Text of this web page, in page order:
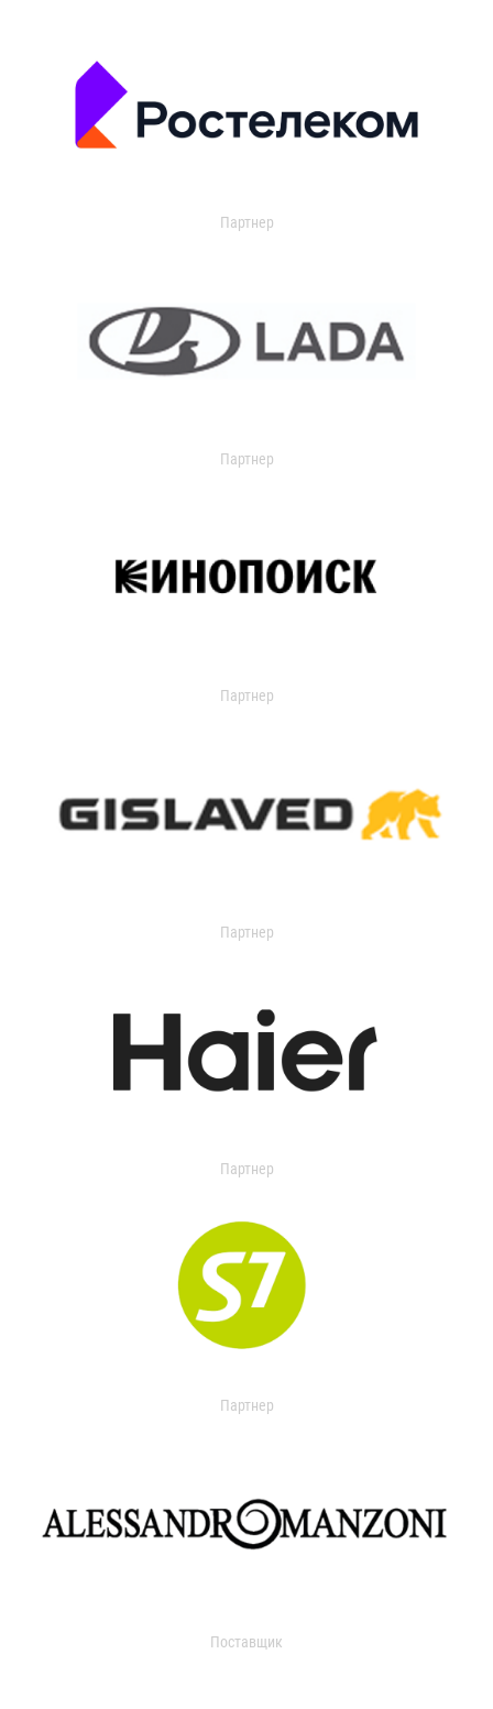
Партнер
Партнер
Партнер
Партнер
Партнер
Партнер
Поставщик